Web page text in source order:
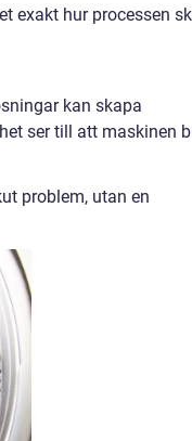
exakt hur processen
kan skapa
ser till att maskinen
problem, utan en